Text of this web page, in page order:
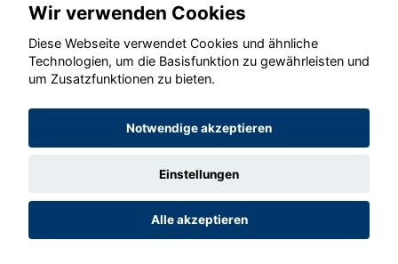
© konjunkturmotor.de GmbH 2020 - 2026
Wir verwenden Cookies
Diese Webseite verwendet Cookies und ähnliche
Technologien, um die Basisfunktion zu gewährleisten und
um Zusatzfunktionen zu bieten.
Notwendige akzeptieren
Einstellungen
Alle akzeptieren